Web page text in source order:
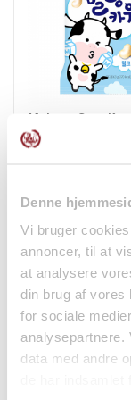
Denne
Vi bruger
annoncer, til at
at analysere
din brug af vores
for sociale
analysepartnere.
data med andre
Malang Cow
Luftig